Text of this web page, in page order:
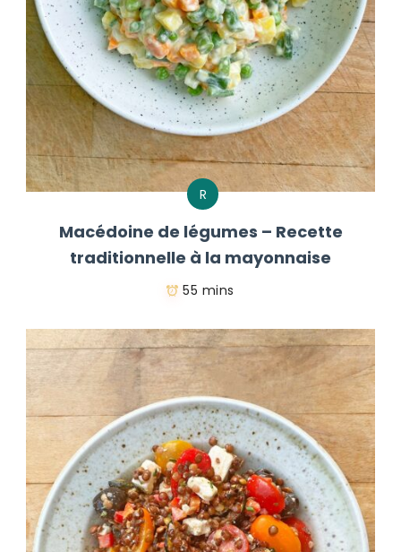
R
Macédoine de légumes – Recette
traditionnelle à la mayonnaise
55 mins